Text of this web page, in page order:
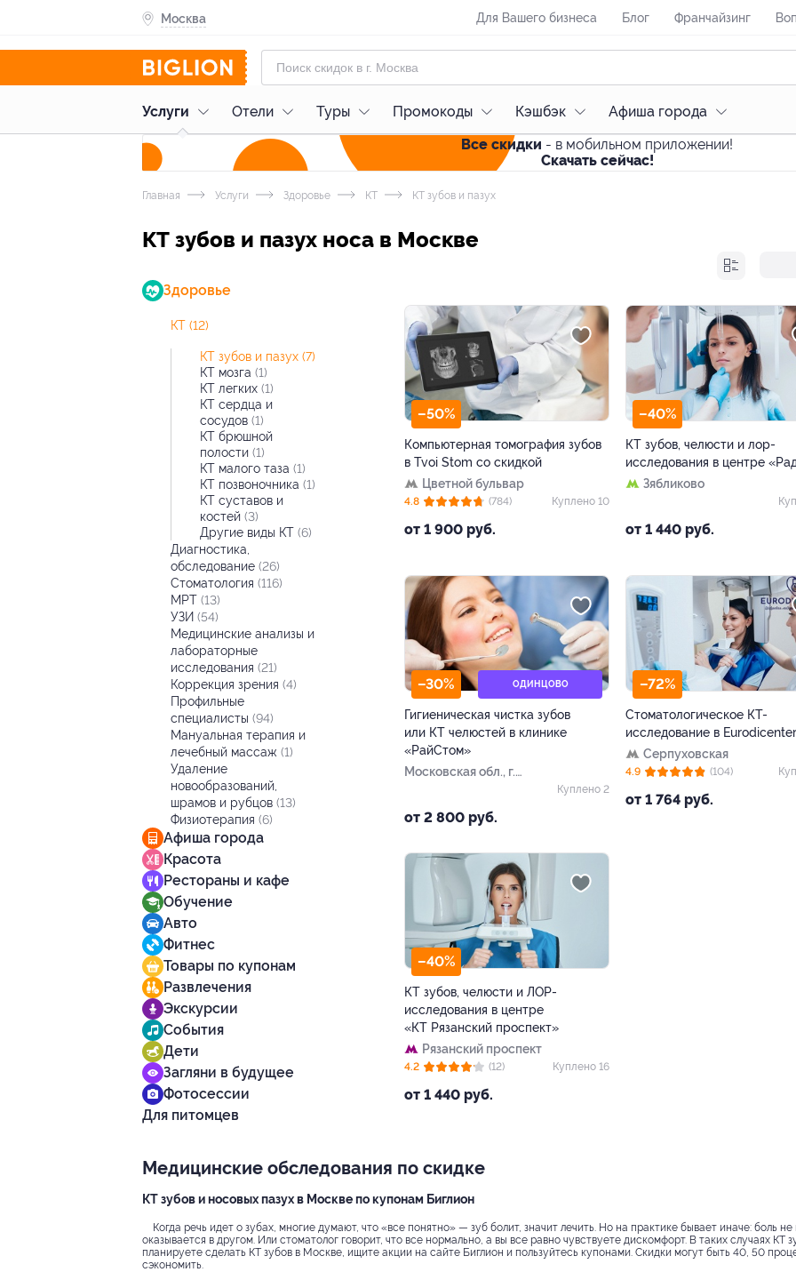
Москва Для Вашего бизнеса Блог Франчайзинг
Услуги Отели Туры Промокоды Кэшбэк
Афиша города
Все скидки - в мобильном приложении!
Скачать сейчас!
Главная Услуги Здоровье КТ КТ зубов и пазух
КТ зубов и пазух носа в Москве
Афиша города
Красота
Здоровье
Диагностика,
обследование (26)
Стоматология (116)
МРТ (13)
КТ (12)
КТ мозга (1)
КТ легких (1)
КТ сердца и
сосудов (1)
КТ брюшной
полости (1)
КТ малого таза (1)
КТ позвоночника (1)
КТ суставов и
костей (3)
КТ зубов и пазух (7)
Другие виды КТ (6)
УЗИ (54)
Медицинские анализы и
лабораторные
исследования (21)
Коррекция зрения (4)
Профильные
специалисты (94)
Мануальная терапия и
лечебный массаж (1)
Удаление
новообразований,
шрамов и рубцов (13)
Физиотерапия (6)
Рестораны и кафе
Обучение
Авто
Фитнес
Товары по купонам
Развлечения
Экскурсии
События
Дети
Загляни в будущее
Фотосессии
Для питомцев
–50%
Компьютерная томография зубов
в Tvoi Stom со скидкой
Цветной бульвар
от 1 900 руб.
4.8 (784) Куплено 10
–40%
КТ зубов, челюсти и лор-
исследования в центре
Зябликово
от 1 440 руб.
–30% ОДИНЦОВО
Гигиеническая чистка зубов
или КТ челюстей в клинике
«РайСтом»
Московская обл., г.
от 2 800 руб.
Куплено 2
–72%
Стоматологическое КТ-
исследование в Eurodicenter
Серпуховская
от 1 764 руб.
4.9 (104)
–40%
КТ зубов, челюсти и ЛОР-
исследования в центре
«КТ Рязанский проспект»
Рязанский проспект
от 1 440 руб.
4.2 (12) Куплено 16
Медицинские обследования по скидке
КТ зубов и носовых пазух в Москве по купонам Биглион
Когда речь идет о зубах, многие думают, что «все понятно» — зуб болит, значит лечить. Но на практике бывает иначе: боль
оказывается в другом. Или стоматолог говорит, что все нормально, а вы все равно чувствуете дискомфорт. В таких случаях КТ
планируете сделать КТ зубов в Москве, ищите акции на сайте Биглион и пользуйтесь купонами. Скидки могут быть 40, 50
сэкономить.